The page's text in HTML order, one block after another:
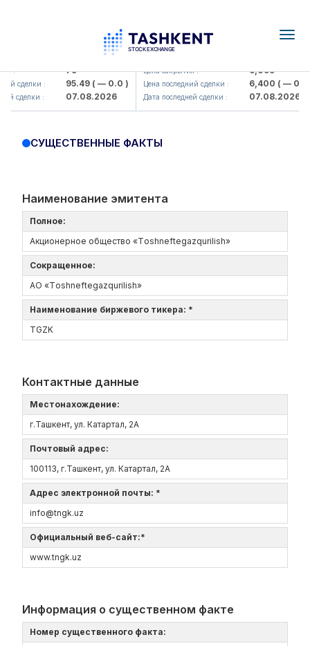
: 79
сделки : 95.49( — 0.0 )
сделки : 07.08.2026
UZMK (<O'zmetkombinat> AJ)
Цена закрытия : 6,099
Цена последний сделки : 6,400( — 0.0 )
Дата последней сделки : 07.08.2026
СУЩЕСТВЕННЫЕ ФАКТЫ
Наименование эмитента
Полное:
Акционерное общество «Tоshneftеgazqurilish»
Сокращенное:
АО «Tоshneftеgazqurilish»
Наименование биржевого тикера: *
TGZK
Контактные данные
Местонахождение:
г.Ташкент, ул. Катартал, 2А
Почтовый адрес:
100113, г.Ташкент, ул. Катартал, 2А
Адрес электронной почты: *
info@tngk.uz
Официальный веб-сайт:*
www.tngk.uz
Информация о существенном факте
Номер существенного факта: